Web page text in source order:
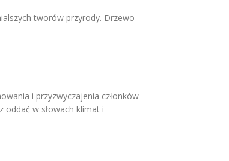
tworów przyrody. Drzewo
i przyzwyczajenia członków
oddać w słowach klimat i